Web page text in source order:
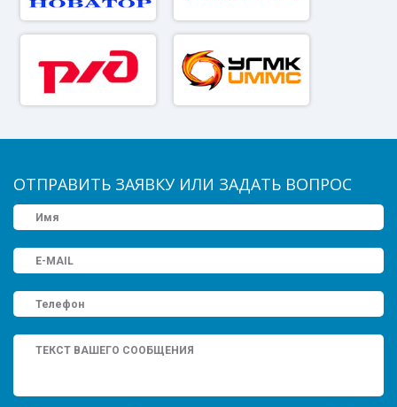
ОТПРАВИТЬ ЗАЯВКУ ИЛИ ЗАДАТЬ ВОПРОС